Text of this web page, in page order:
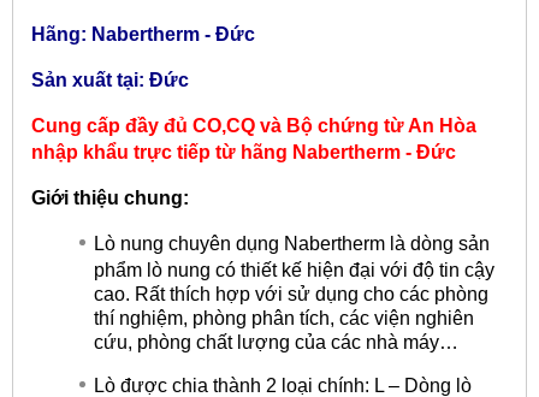
Hãng: Nabertherm - Đức
Sản xuất tại: Đức
Cung cấp đầy đủ CO,CQ và Bộ chứng từ An Hòa
nhập khẩu trực tiếp từ hãng Nabertherm - Đức
Giới thiệu chung:
Lò nung chuyên dụng Nabertherm là dòng sản
phẩm lò nung có thiết kế hiện đại với độ tin cậy
cao. Rất thích hợp với sử dụng cho các phòng
thí nghiệm, phòng phân tích, các viện nghiên
cứu, phòng chất lượng của các nhà máy…
Lò được chia thành 2 loại chính: L – Dòng lò